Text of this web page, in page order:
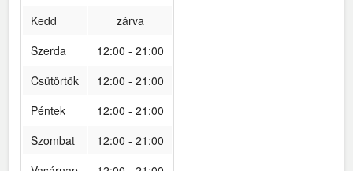
Kedd
zárva
Szerda
12:00 - 21:00
Csütörtök
12:00 - 21:00
Péntek
12:00 - 21:00
Szombat
12:00 - 21:00